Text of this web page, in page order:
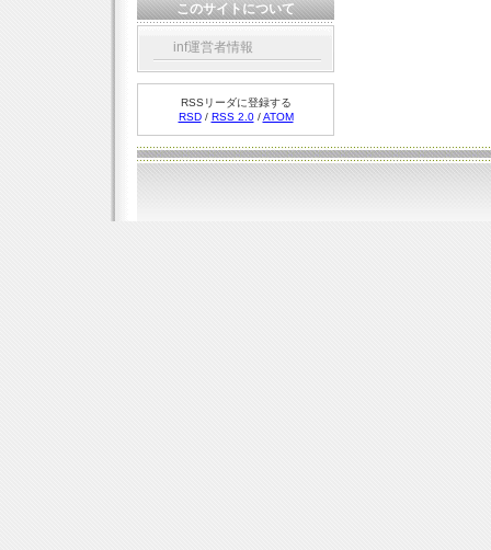
このサイトについて
inf運営者情報
RSSリーダに登録する
RSD/ RSS 2.0/ATOM